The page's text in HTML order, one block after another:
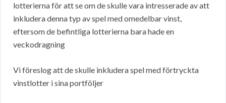
lotterierna för att se om de skulle vara intresserade av att
inkludera denna typ av spel med omedelbar vinst,
eftersom de befintliga lotterierna bara hade en
veckodragning
Vi föreslog att de skulle inkludera spel med förtryckta
vinstlotter i sina portföljer